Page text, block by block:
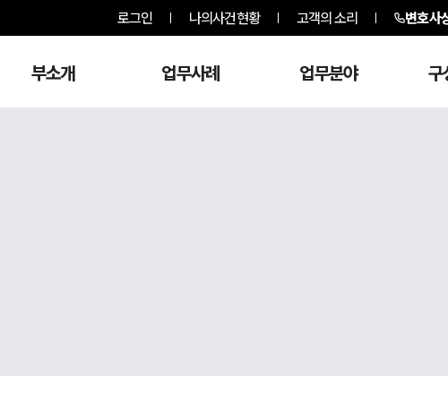
로그인 나의사건현황 고객의 소리 변호사
부소개 업무사례 업무분야 구